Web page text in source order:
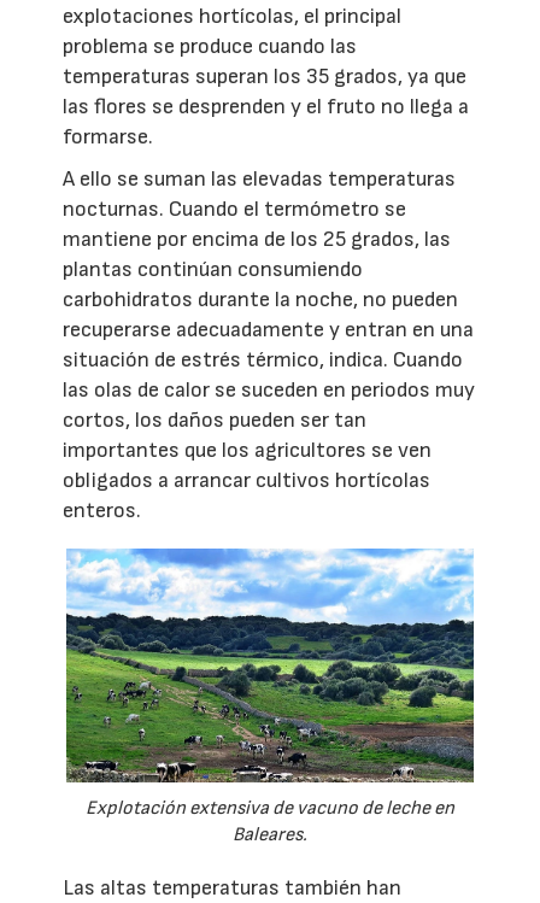
explotaciones hortícolas, el principal
problema se produce cuando las
temperaturas superan los 35 grados, ya que
las flores se desprenden y el fruto no llega a
formarse.
A ello se suman las elevadas temperaturas
nocturnas. Cuando el termómetro se
mantiene por encima de los 25 grados, las
plantas continúan consumiendo
carbohidratos durante la noche, no pueden
recuperarse adecuadamente y entran en una
situación de estrés térmico, indica. Cuando
las olas de calor se suceden en periodos muy
cortos, los daños pueden ser tan
importantes que los agricultores se ven
obligados a arrancar cultivos hortícolas
enteros.
Explotación extensiva de vacuno de leche en
Baleares.
Las altas temperaturas también han